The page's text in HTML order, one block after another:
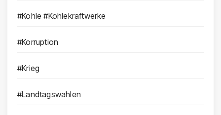
#Kohle #Kohlekraftwerke
#Korruption
#Krieg
#Landtagswahlen